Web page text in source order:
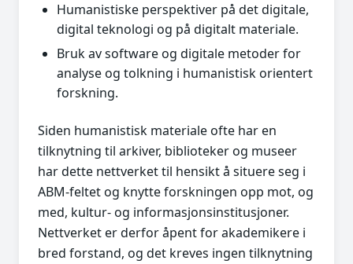
Humanistiske perspektiver på det digitale,
digital teknologi og på digitalt materiale.
Bruk av software og digitale metoder for
analyse og tolkning i humanistisk orientert
forskning.
Siden humanistisk materiale ofte har en
tilknytning til arkiver, biblioteker og museer
har dette nettverket til hensikt å situere seg i
ABM-feltet og knytte forskningen opp mot, og
med, kultur- og informasjonsinstitusjoner.
Nettverket er derfor åpent for akademikere i
bred forstand, og det kreves ingen tilknytning